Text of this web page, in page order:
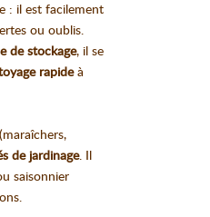
: il est facilement
ou oublis.
de stockage, il se
rapideà
(maraîchers,
de jardinage. Il
saisonnier